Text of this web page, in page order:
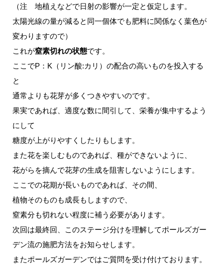
（注 地植えなどで日射の影響が一定と仮定します。
太陽光線の量が減ると同一個体でも肥料に関係なく葉色が
変わりますので）
これが窒素切れの状態です。
ここでP：K（リン酸:カリ）の配合の高いものを投入する
と
通常よりも花芽が多くつきやすいのです。
果実であれば、適度な数に間引して、栄養が集中するよう
にして
糖度が上がりやすくしたりもします。
また花を楽しむものであれば、種ができないように、
花がらを摘んで花芽の生成を阻害しないようにします。
ここでの花期が長いものであれば、その間、
植物そのものも成長もしますので、
窒素分も切れない程度に補う必要があります。
次回は最終回、このステージ分けを理解してポールズガー
デン流の施肥方法をお知らせします。
またポールズガーデンではご質問を受け付けております。